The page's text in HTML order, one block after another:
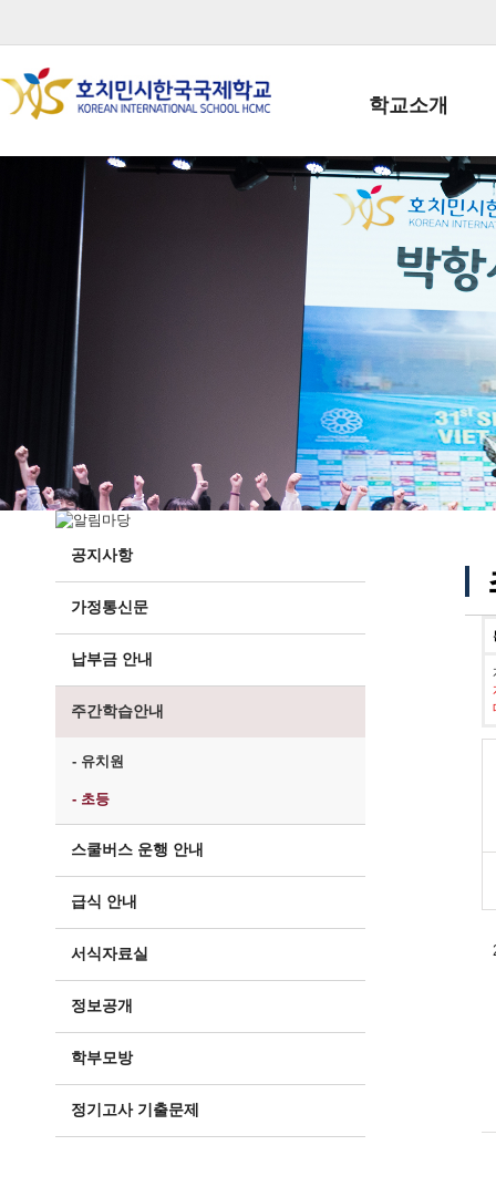
학교소개
학교장인사말
학생회장인사말
학교상징
학교 CI
교직원현황
학생현황
위치/전화
전경사진
공지사항
가정통신문
납부금 안내
주간학습안내
- 유치원
- 초등
스쿨버스 운행 안내
급식 안내
서식자료실
정보공개
학부모방
정기고사 기출문제